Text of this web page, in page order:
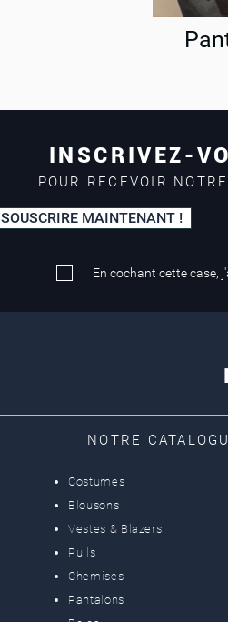
Mastercard, Visa
INSCRIVEZ-
POUR RECEVOIR
SOUSCRIRE MAINTENANT !
En cochant cette case,
NOTRE
Costumes
Blousons
Vestes & Blazers
Pulls
Chemises
Pantalons